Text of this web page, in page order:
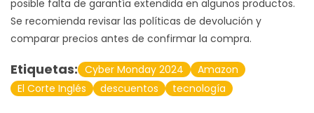
posible falta de garantía extendida en algunos productos.
Se recomienda revisar las políticas de devolución y
comparar precios antes de confirmar la compra.
Etiquetas: Cyber Monday 2024
Amazon
El Corte Inglés
descuentos tecnología